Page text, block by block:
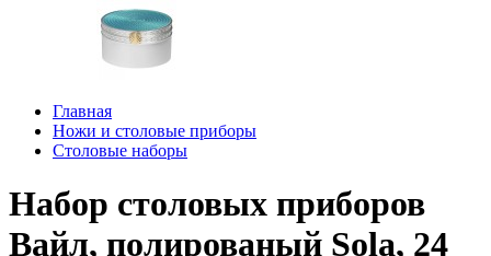
Главная
Ножи и столовые приборы
Столовые наборы
Набор столовых приборов
Вайл, полированый Sola, 24